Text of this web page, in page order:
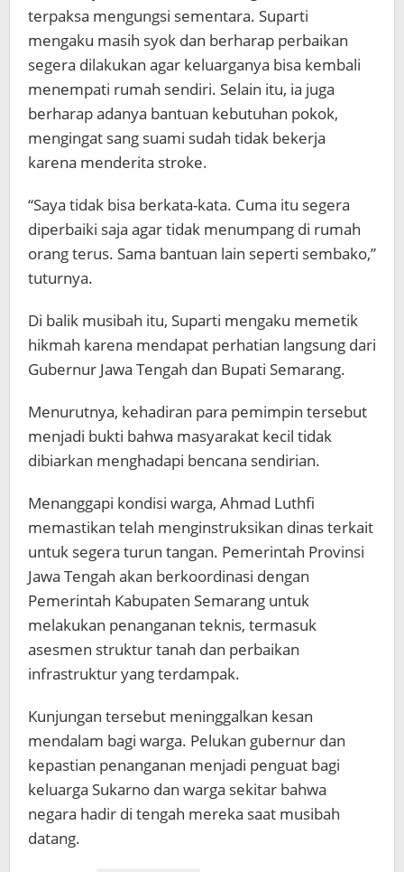
terpaksa mengungsi sementara. Suparti
mengaku masih syok dan berharap perbaikan
segera dilakukan agar keluarganya bisa kembali
menempati rumah sendiri. Selain itu, ia juga
berharap adanya bantuan kebutuhan pokok,
mengingat sang suami sudah tidak bekerja
karena menderita stroke.
“Saya tidak bisa berkata-kata. Cuma itu segera
diperbaiki saja agar tidak menumpang di rumah
orang terus. Sama bantuan lain seperti sembako,”
tuturnya.
Di balik musibah itu, Suparti mengaku memetik
hikmah karena mendapat perhatian langsung dari
Gubernur Jawa Tengah dan Bupati Semarang.
Menurutnya, kehadiran para pemimpin tersebut
menjadi bukti bahwa masyarakat kecil tidak
dibiarkan menghadapi bencana sendirian.
Menanggapi kondisi warga, Ahmad Luthfi
memastikan telah menginstruksikan dinas terkait
untuk segera turun tangan. Pemerintah Provinsi
Jawa Tengah akan berkoordinasi dengan
Pemerintah Kabupaten Semarang untuk
melakukan penanganan teknis, termasuk
asesmen struktur tanah dan perbaikan
infrastruktur yang terdampak.
Kunjungan tersebut meninggalkan kesan
mendalam bagi warga. Pelukan gubernur dan
kepastian penanganan menjadi penguat bagi
keluarga Sukarno dan warga sekitar bahwa
negara hadir di tengah mereka saat musibah
datang.